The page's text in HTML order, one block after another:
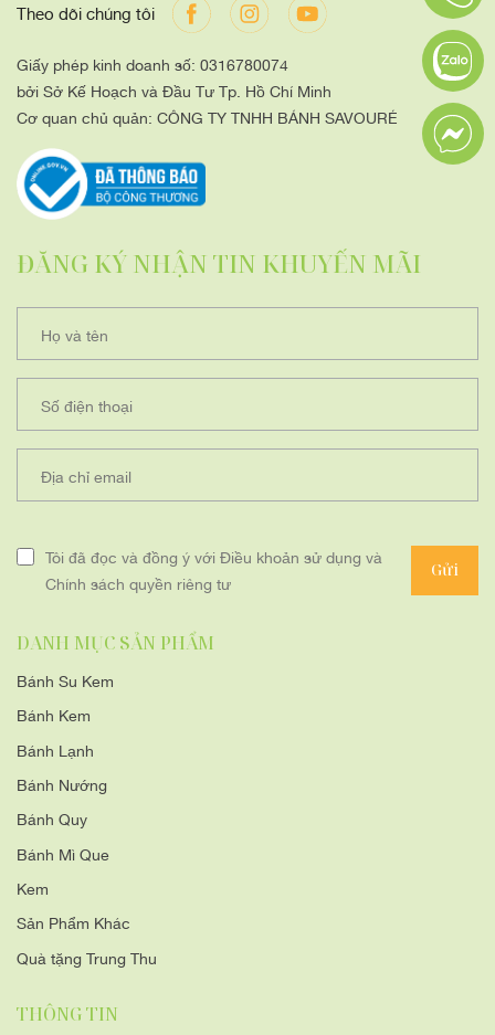
Theo dõi chúng tôi
Giấy phép kinh doanh số: 0316780074
bởi Sở Kế Hoạch và Đầu Tư Tp. Hồ Chí Minh
Cơ quan chủ quản: CÔNG TY TNHH BÁNH SAVOURÉ
ĐĂNG KÝ NHẬN TIN KHUYẾN MÃI
Họ và tên
Số điện thoại
Địa chỉ email
Tôi đã đọc và đồng ý với Điều khoản sử dụng và
Chính sách quyền riêng tư
Gửi
DANH MỤC SẢN PHẨM
Bánh Su Kem
Bánh Kem
Bánh Lạnh
Bánh Nướng
Bánh Quy
Bánh Mì Que
Kem
Sản Phẩm Khác
Quà tặng Trung Thu
THÔNG TIN